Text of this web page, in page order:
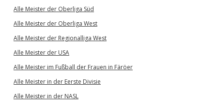
Alle Meister der Oberliga Süd
Alle Meister der Oberliga West
Alle Meister der Regionalliga West
Alle Meister der USA
Alle Meister im Fußball der Frauen in Färöer
Alle Meister in der Eerste Divisie
Alle Meister in der NASL